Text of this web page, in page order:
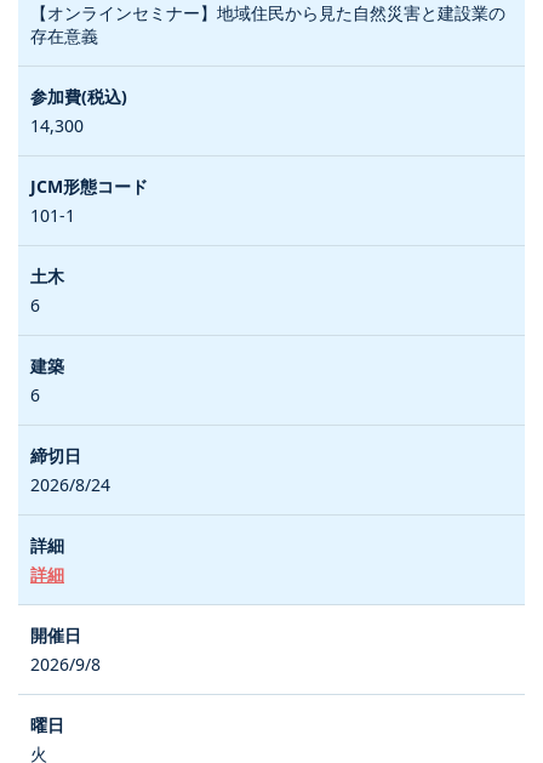
【オンラインセミナー】地域住民から見た自然災害と建設業の
存在意義
14,300
101-1
6
6
2026/8/24
詳細
2026/9/8
火